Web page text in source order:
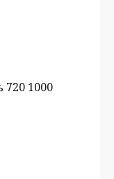
720 1000